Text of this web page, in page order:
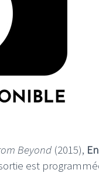
Beyond (2015),
est